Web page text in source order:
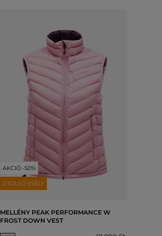
AKCIÓ -50%
UTOLSÓ ESÉLY
MELLÉNY PEAK PERFORMANCE W
FROST DOWN VEST